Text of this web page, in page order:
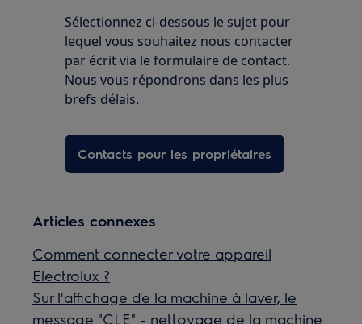
Sélectionnez ci-dessous le sujet pour
lequel vous souhaitez nous contacter
par écrit via le formulaire de contact.
Nous vous répondrons dans les plus
brefs délais.
Contacts pour les propriétaires
Articles connexes
Comment connecter votre appareil
Electrolux ?
Sur l'affichage de la machine à laver, le
message "CLE" - nettoyage de la machine